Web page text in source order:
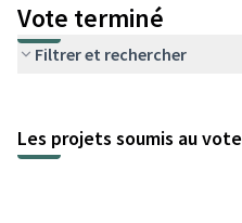
Vote terminé
Filtrer et rechercher
Les projets soumis au vote